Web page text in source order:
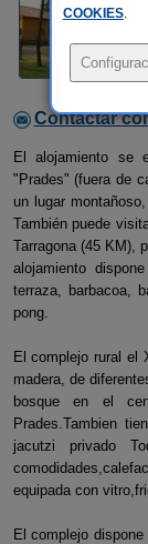
Contactar
El alojamiento se
"Prades" (fuera de
un lugar
También puede
Tarragona (45 KM),
alojamiento
terraza, barbacoa,
pong.
El complejo rural el
madera, de
bosque en el
Prades.Tambien
jacutzi privado
equipada con
El complejo
COOKIES.